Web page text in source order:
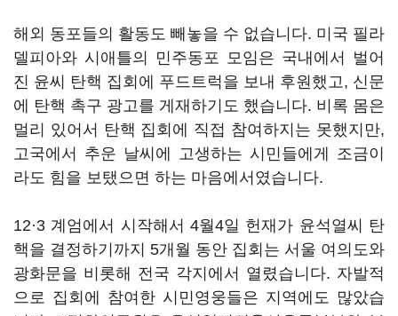
해외 동포들의 활동도 빼놓을 수 없습니다. 미국 필라
델피아와 시애틀의 민주동포 모임은 국내에서 벌어
진 윤씨 탄핵 집회에 푸드트럭을 보내 후원했고, 신문
에 탄핵 촉구 광고를 게재하기도 했습니다. 비록 몸은
멀리 있어서 탄핵 집회에 직접 참여하지는 못했지만,
고국에서 추운 날씨에 고생하는 시민들에게 조금이
라도 힘을 보탰으면 하는 마음에서였습니다.
12·3 계엄에서 시작해서 4월4일 헌재가 윤석열씨 탄
핵을 결정하기까지 5개월 동안 집회는 서울 여의도와
광화문을 비롯해 전국 각지에서 열렸습니다. 자발적
으로 집회에 참여한 시민영웅들은 지역에도 많았습